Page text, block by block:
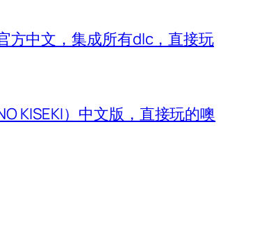
方中文，集成所有dlc，直接玩
KISEKI）中文版，直接玩的噢